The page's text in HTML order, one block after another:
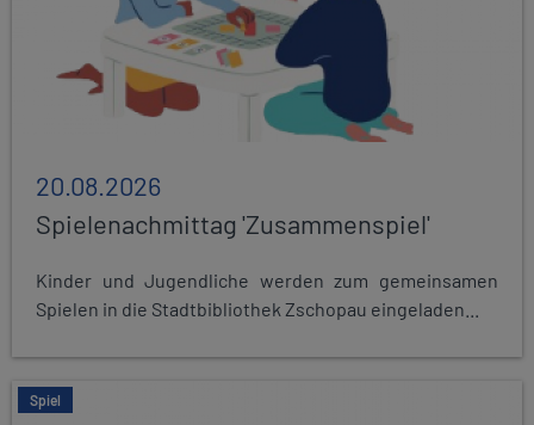
20.08.2026
Spielenachmittag 'Zusammenspiel'
Kinder und Jugendliche werden zum gemeinsamen
Spielen in die Stadtbibliothek Zschopau eingeladen...
Spiel